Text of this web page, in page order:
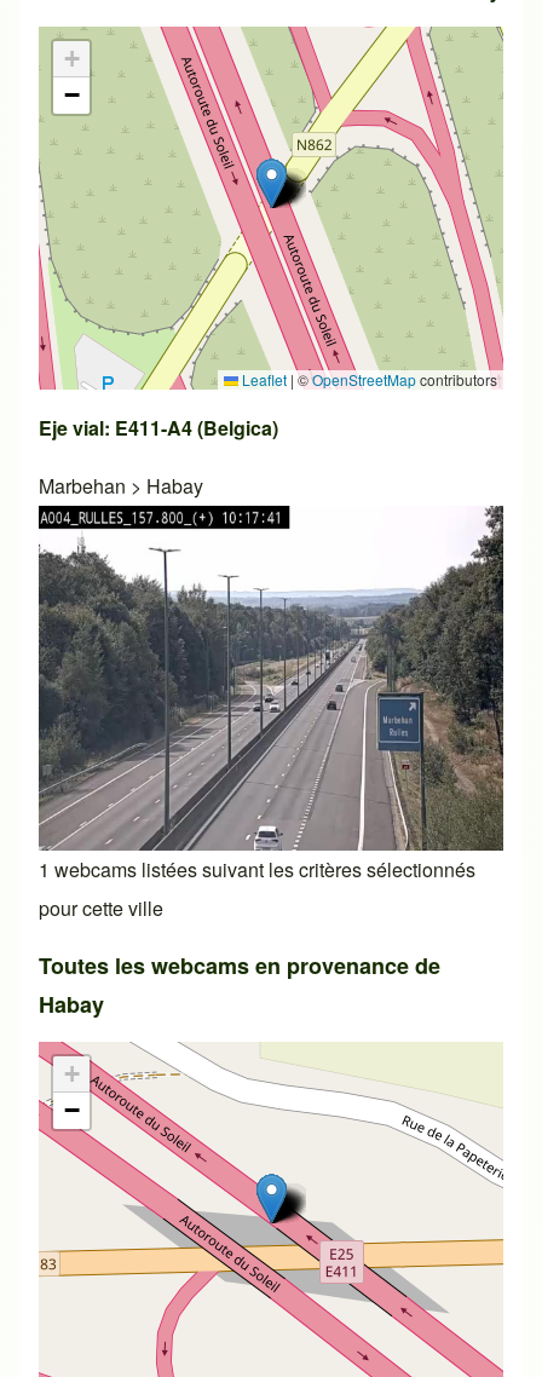
+
−
Leaflet | ©OpenStreetMapcontributors
Eje vial: E411-A4 (Belgica)
Marbehan > Habay
1 webcams listées suivant les critères sélectionnés
pour cette ville
Toutes les webcams en provenance de
Habay
+
−